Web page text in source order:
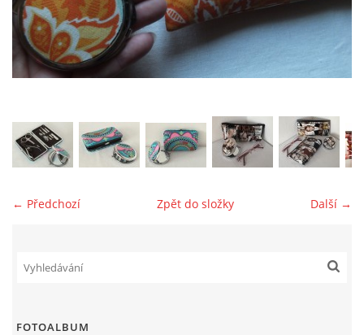
jk-laguna@seznam.cz
← Předchozí Další →
Zpět do složky
FOTOALBUM